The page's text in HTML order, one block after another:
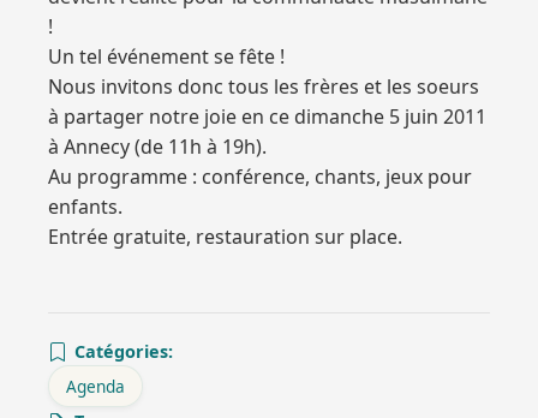
!
Un tel événement se fête !
Nous invitons donc tous les frères et les soeurs
à partager notre joie en ce dimanche 5 juin 2011
à Annecy (de 11h à 19h).
Au programme : conférence, chants, jeux pour
enfants.
Entrée gratuite, restauration sur place.
Catégories:
Agenda